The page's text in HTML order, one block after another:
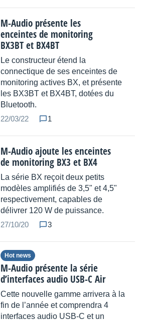
M-Audio présente les
enceintes de monitoring
BX3BT et BX4BT
Le constructeur étend la
connectique de ses enceintes de
monitoring actives BX, et présente
les BX3BT et BX4BT, dotées du
Bluetooth.
22/03/22
1
M-Audio ajoute les enceintes
de monitoring BX3 et BX4
La série BX reçoit deux petits
modèles amplifiés de 3,5" et 4,5"
respectivement, capables de
délivrer 120 W de puissance.
27/10/20
3
Hot news
M-Audio présente la série
d’interfaces audio USB-C Air
Cette nouvelle gamme arrivera à la
fin de l’année et comprendra 4
interfaces audio USB-C et un